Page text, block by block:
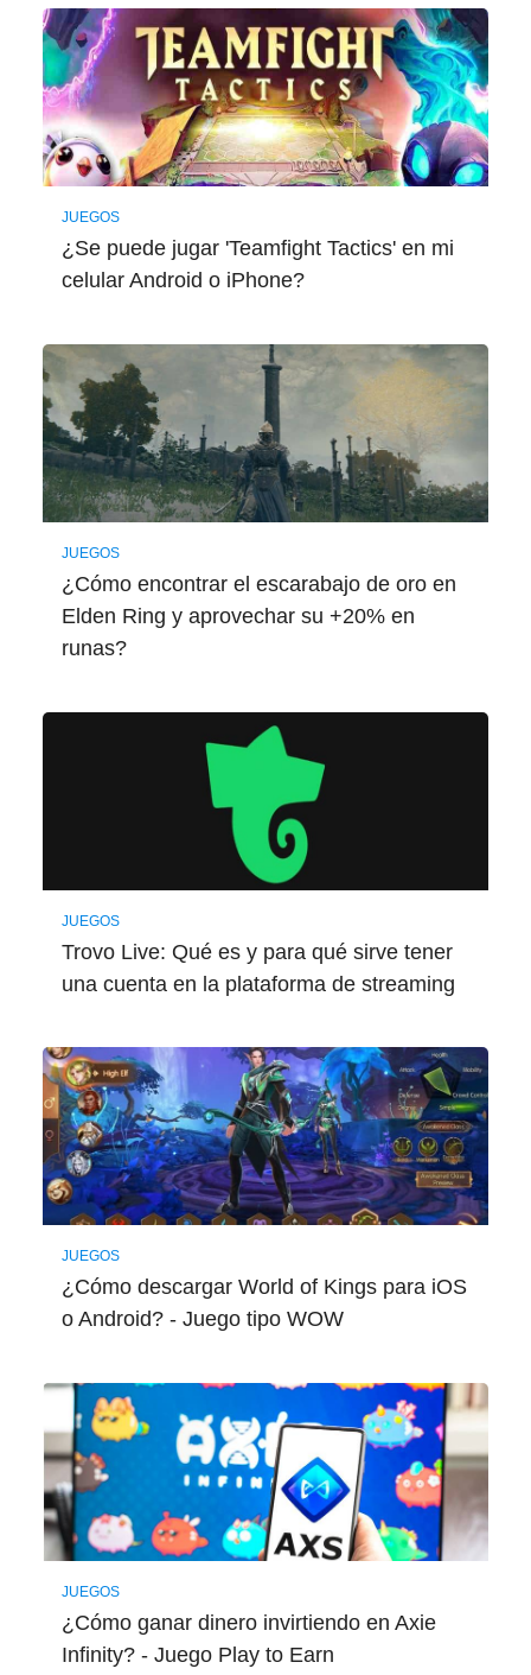
JUEGOS
¿Se puede jugar 'Teamfight Tactics' en mi
celular Android o iPhone?
JUEGOS
¿Cómo encontrar el escarabajo de oro en
Elden Ring y aprovechar su +20% en
runas?
JUEGOS
Trovo Live: Qué es y para qué sirve tener
una cuenta en la plataforma de streaming
JUEGOS
¿Cómo descargar World of Kings para iOS
o Android? - Juego tipo WOW
JUEGOS
¿Cómo ganar dinero invirtiendo en Axie
Infinity? - Juego Play to Earn